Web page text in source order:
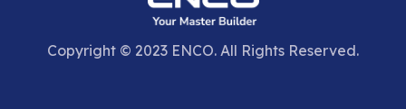
Copyright © 2023 ENCO. All Rights Reserved.